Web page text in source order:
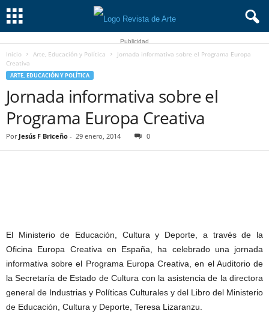
Publicidad
Inicio Arte, Educación y Política
Jornada informativa sobre el Programa Europa
Creativa
ARTE, EDUCACIÓN Y POLÍTICA
Jornada informativa sobre el
Programa Europa Creativa
Por Jesús F Briceño - 29 enero, 2014 0
El Ministerio de Educación, Cultura y Deporte, a través de la
Oficina Europa Creativa en España, ha celebrado una jornada
informativa sobre el Programa Europa Creativa, en el Auditorio de
la Secretaría de Estado de Cultura con la asistencia de la directora
general de Industrias y Políticas Culturales y del Libro del Ministerio
de Educación, Cultura y Deporte, Teresa Lizaranzu.